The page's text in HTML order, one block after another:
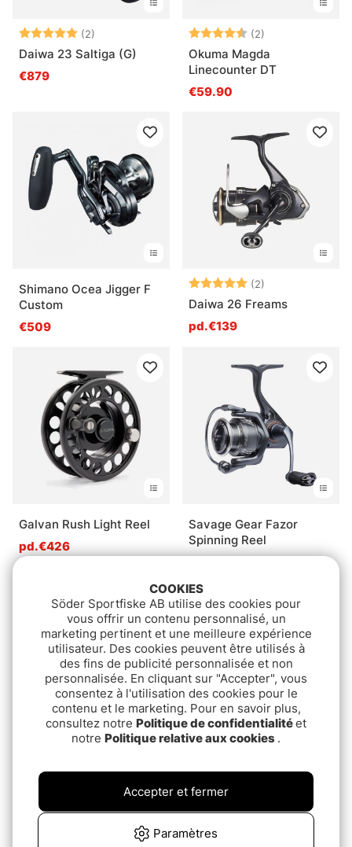
Note: (2)
Daiwa 23 Saltiga (G)
€879
Note: (2)
Okuma Magda
Linecounter DT
€59.90
Shimano Ocea Jigger F
Custom
€509
Note: (2)
Daiwa 26 Freams
pd.€139
Galvan Rush Light Reel
pd.€426
Savage Gear Fazor
Spinning Reel
€329
RB
pd.€139
COOKIES
Söder Sportfiske AB utilise des cookies pour
vous offrir un contenu personnalisé, un
marketing pertinent et une meilleure expérience
utilisateur. Des cookies peuvent être utilisés à
des fins de publicité personnalisée et non
personnalisée. En cliquant sur "Accepter", vous
consentez à l'utilisation des cookies pour le
contenu et le marketing. Pour en savoir plus,
consultez notre Politique de confidentialitéet
notre Politique relative aux cookies .
Paramètres
Accepter et fermer